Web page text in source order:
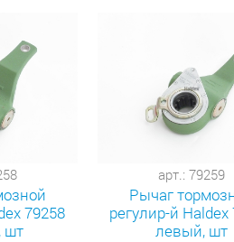
79258
шт
арт.: 79259
Рычаг
регулир-й Haldex
левый, шт